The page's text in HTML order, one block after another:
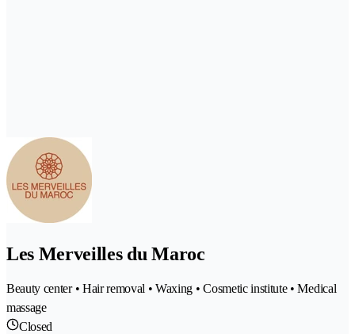
Les Merveilles du Maroc
Beauty center • Hair removal • Waxing • Cosmetic institute • Medical
massage
Closed